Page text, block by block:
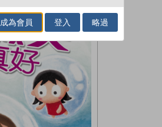
成為會員 登入 略過